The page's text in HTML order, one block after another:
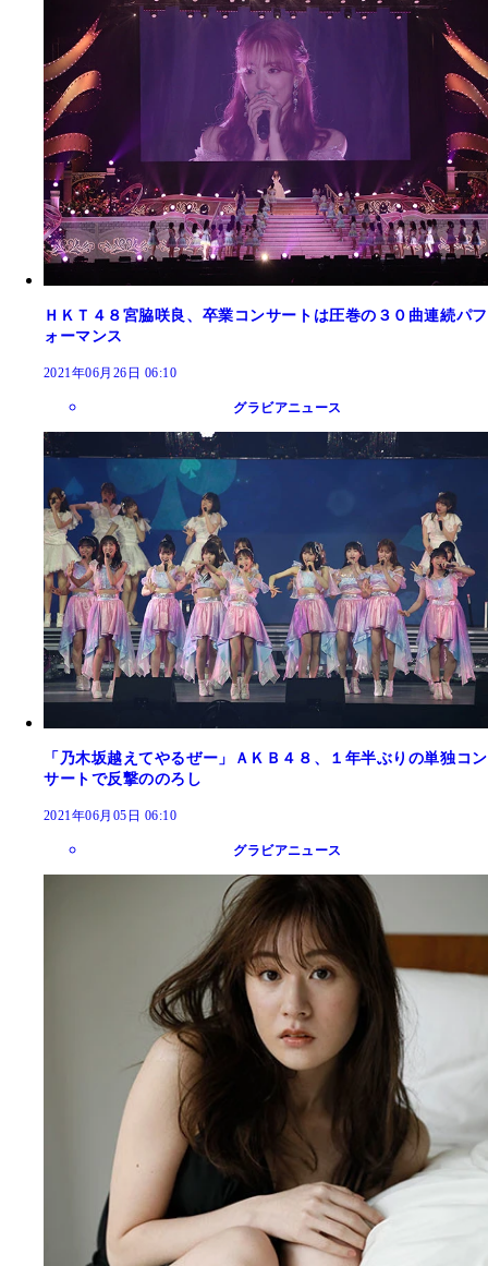
ＨＫＴ４８宮脇咲良、卒業コンサートは圧巻の３０曲連続パフ
ォーマンス
2021年06月26日 06:10
グラビアニュース
「乃木坂越えてやるぜー」ＡＫＢ４８、１年半ぶりの単独コン
サートで反撃ののろし
2021年06月05日 06:10
グラビアニュース